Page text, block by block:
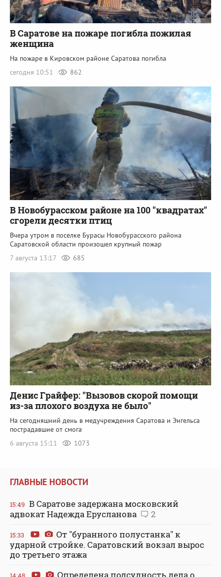
В Саратове на пожаре погибла пожилая
женщина
На пожаре в Кировском районе Саратова погибла
сегодня 10:51
862
В Новобурасском районе на 100 "квадратах"
сгорели десятки птиц
Вчера утром в поселке Бурасы Новобурасского района
Саратовской области произошел крупный пожар
7 августа 13:17
685
Денис Грайфер: "Вызовов скорой помощи
из-за плохого воздуха не было"
На сегодняшний день в медучреждения Саратова и Энгельса
пострадавшие от смога
6 августа 15:11
1073
ГЛАВНЫЕ НОВОСТИ
15:49 В Саратове задержана московский
адвокат Надежда Ерусланова
2
15:33
От "буранного полустанка" к
ударной стройке. Саратовский вокзал вырос
до третьего этажа
Определена подсудность дела о